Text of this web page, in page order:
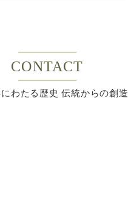
CONTACT
わたる歴史 伝統からの創造